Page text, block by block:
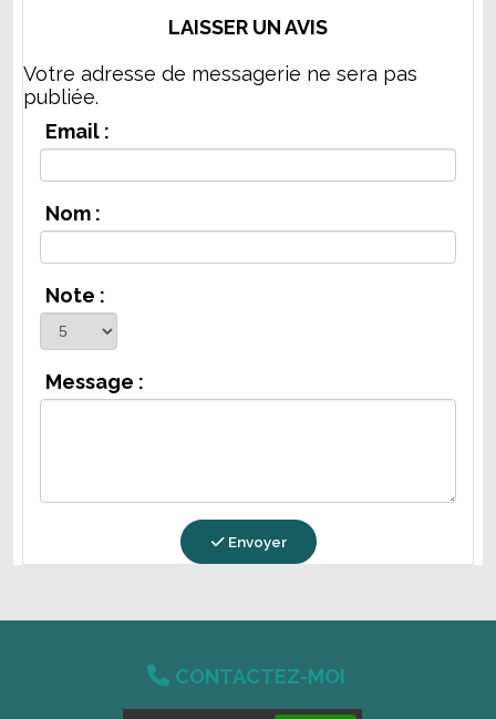
LAISSER UN AVIS
Votre adresse de messagerie ne sera pas
publiée.
Email :
Nom :
Note :
Message :
Envoyer
 CONTACTEZ-MOI